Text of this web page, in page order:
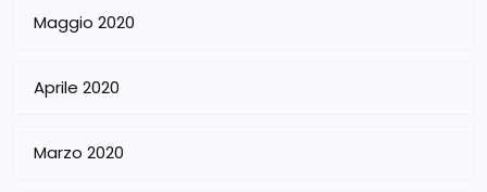
Maggio 2020
Aprile 2020
Marzo 2020